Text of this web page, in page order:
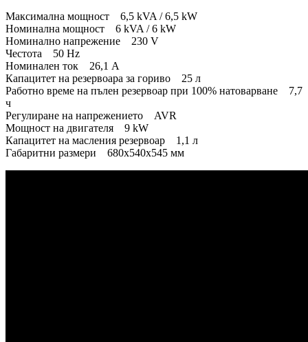
Максимална мощност 6,5 kVA / 6,5 kW
Номинална мощност 6 kVA / 6 kW
Номинално напрежение 230 V
Честота 50 Hz
Номинален ток 26,1 А
Капацитет на резервоара за гориво 25 л
Работно време на пълен резервоар при 100% натоварване 7,7
ч
Регулиране на напрежението AVR
Мощност на двигателя 9 kW
Капацитет на масления резервоар 1,1 л
Габаритни размери 680x540x545 мм